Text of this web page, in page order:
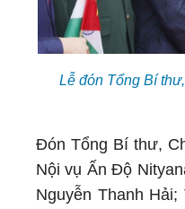
Lễ đón Tổng Bí
Đón Tổng Bí thư,
Nội vụ Ấn Độ
Nguyễn Thanh